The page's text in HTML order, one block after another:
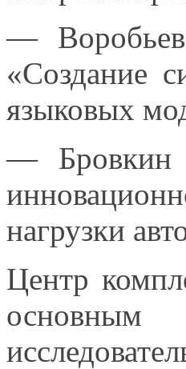
—
«Создание
языковых
— Бровкин
нагрузки
Центр
основным